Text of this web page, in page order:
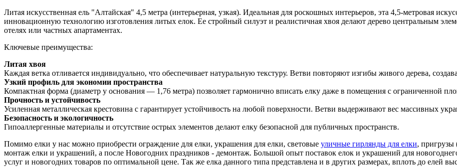
Литая искусственная ель "Алтайская" 4,5 метра (интерьерная, узкая). Идеальная для роскошных интерьеров, эта 4,5-метровая
инновационную технологию изготовления литых елок. Ее стройный силуэт и реалистичная хвоя делают дерево центральным
отелях или частных апартаментах.
Ключевые преимущества:
Литая хвоя
Каждая ветка отливается индивидуально, что обеспечивает натуральную текстуру. Ветви повторяют изгибы живого дерева,
Узкий профиль для экономии пространства
Компактная форма (диаметр у основания — 1,76 метра) позволяет гармонично вписать елку даже в помещения с ограниченной
Прочность и устойчивость
Усиленная металлическая крестовина с гарантирует устойчивость на любой поверхности. Ветви выдерживают вес массивных
Безопасность и экологичность
Гипоаллергенные материалы и отсутствие острых элементов делают елку безопасной для публичных пространств.
Помимо елки у нас можно приобрести ограждение для елки, украшения для елки, световые уличные гирлянды для елки, пригрузы
монтаж елки и украшений, а после Новогодних праздников - демонтаж. Большой опыт поставок елок и украшений для
услуг и новогодних товаров по оптимальной цене. Так же елка данного типа представлена и в других размерах, вплоть до елей